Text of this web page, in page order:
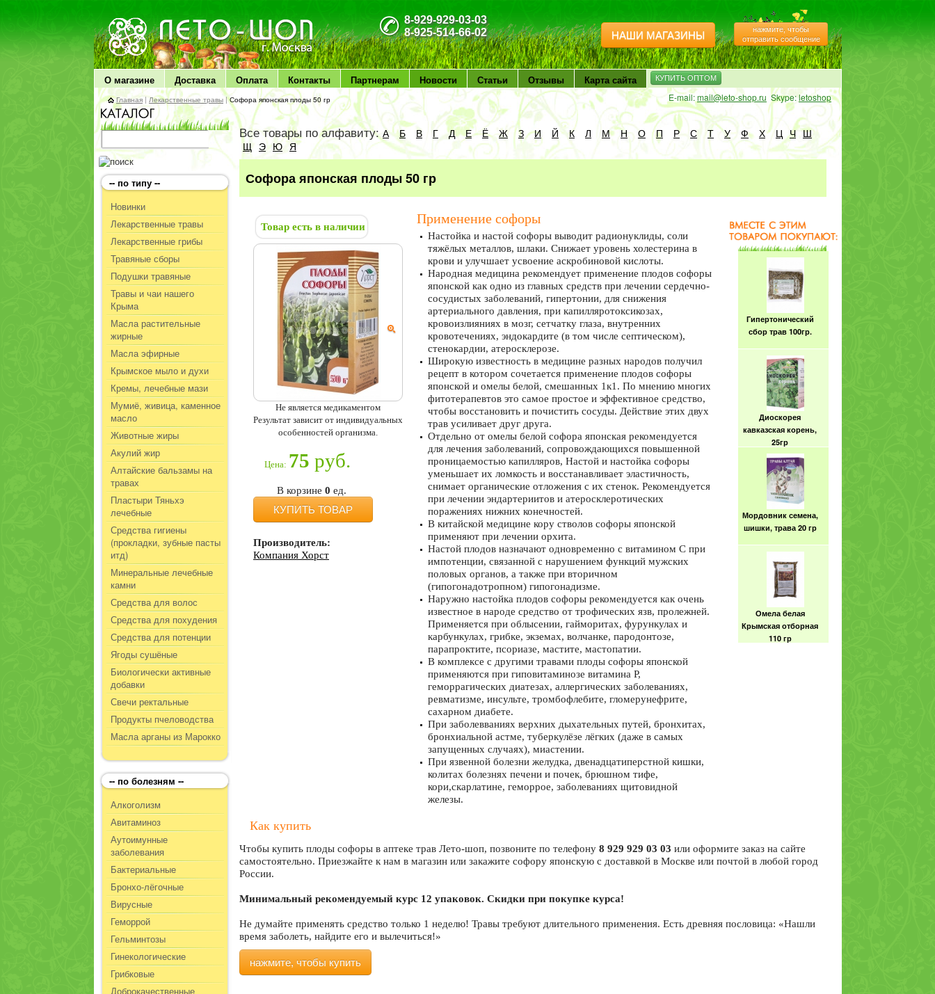
ЛЕТО чудо здоровья
нажмите, чтобы
отправить сообщение
8-929-929-03-03
8-925-514-66-02
НАШИ МАГАЗИНЫ
О магазине Доставка Оплата Контакты Партнерам Новости Статьи Отзывы Карта сайта КУПИТЬ ОПТОМ
E-mail:mail@leto-shop.ru Skype:letoshop
Главная |Лекарственные травы |Софора японская плоды 50 гр
-- по типу --
Новинки
Лекарственные травы
Лекарственные грибы
Травяные сборы
Подушки травяные
Травы и чаи нашего
Крыма
Масла растительные
жирные
Масла эфирные
Крымское мыло и духи
Кремы, лечебные мази
Мумиё, живица, каменное
масло
Животные жиры
Акулий жир
Алтайские бальзамы на
травах
Пластыри Тяньхэ
лечебные
Средства гигиены
(прокладки, зубные пасты
итд)
Минеральные лечебные
камни
Средства для волос
Средства для похудения
Средства для потенции
Ягоды сушёные
Биологически активные
добавки
Свечи ректальные
Продукты пчеловодства
Масла арганы из Марокко
-- по болезням --
Алкоголизм
Авитаминоз
Аутоимунные
заболевания
Бактериальные
Бронхо-лёгочные
Вирусные
Геморрой
Гельминтозы
Гинекологические
Грибковые
Доброкачественные
Все товары по алфавиту:А Б В Г Д Е Ё Ж З И Й К Л М Н О П Р С Т У Ф Х Ц Ч Ш
Щ Э Ю Я
Софора японская плоды 50 гр
Софора цветы 40гр
Чистые сосуды с
гингко,
Монастырский
сбор трав (для
Гинкго билоба
трава листья 50 гр
Гипертонический
сбор трав 100гр.
Диоскорея
кавказская корень,
25гр
Мордовник семена,
шишки, трава 20 гр
Омела белая
Крымская отборная
110 гр
100гр
Товар есть в наличии
Не является медикаментом
Результат зависит от индивидуальных
особенностей организма.
Цена: 75 руб.
В корзине 0 ед.
КУПИТЬ ТОВАР
Производитель:
Компания Хорст
Применение софоры
Настойка и настой софоры выводит радионуклиды, соли
тяжёлых металлов, шлаки. Снижает уровень холестерина в
крови и улучшает усвоение аскробиновой кислоты.
Народная медицина рекомендует применение плодов софоры
японской как одно из главных средств при лечении сердечно-
сосудистых заболеваний, гипертонии, для снижения
артериального давления, при капилляротоксикозах,
кровоизлияниях в мозг, сетчатку глаза, внутренних
кровотечениях, эндокардите (в том числе септическом),
стенокардии, атеросклерозе.
Широкую известность в медицине разных народов получил
рецепт в котором сочетается применение плодов софоры
японской и омелы белой, смешанных 1к1. По мнению многих
фитотерапевтов это самое простое и эффективное средство,
чтобы восстановить и почистить сосуды. Действие этих двух
трав усиливает друг друга.
Отдельно от омелы белой софора японская рекомендуется
для лечения заболеваний, сопровождающихся повышенной
проницаемостью капилляров, Настой и настойка софоры
уменьшает их ломкость и восстанавливает эластичность,
снимает органические отложения с их стенок. Рекомендуется
при лечении эндартериитов и атеросклеротических
поражениях нижних конечностей.
В китайской медицине кору стволов софоры японской
применяют при лечении орхита.
Настой плодов назначают одновременно с витамином С при
импотенции, связанной с нарушением функций мужских
половых органов, а также при вторичном
(гипогонадотропном) гипогонадизме.
Наружно настойка плодов софоры рекомендуется как очень
известное в народе средство от трофических язв, пролежней.
Применяется при облысении, гайморитах, фурункулах и
карбункулах, грибке, экземах, волчанке, пародонтозе,
парапроктите, псориазе, мастите, мастопатии.
В комплексе с другими травами плоды софоры японской
применяются при гиповитаминозе витамина Р,
геморрагических диатезах, аллергических заболеваниях,
ревматизме, инсульте, тромбофлебите, гломерунефрите,
сахарном диабете.
При заболевваниях верхних дыхательных путей, бронхитах,
бронхиальной астме, туберкулёзе лёгких (даже в самых
запущенных случаях), миастении.
При язвенной болезни желудка, двенадцатиперстной кишки,
колитах болезнях печени и почек, брюшном тифе,
кори,скарлатине, геморрое, заболеваниях щитовидной
железы.
Как купить
Чтобы купить плоды софоры в аптеке трав Лето-шоп, позвоните по телефону 8 929 929 03 03 или оформите заказ на сайте
самостоятельно. Приезжайте к нам в магазин или закажите софору японскую с доставкой в Москве или почтой в любой город
России.
Минимальный рекомендуемый курс 12 упаковок. Скидки при покупке курса!
Не думайте применять средство только 1 неделю! Травы требуют длительного применения. Есть древняя пословица: «Нашли
время заболеть, найдите его и вылечиться!»
нажмите, чтобы купить